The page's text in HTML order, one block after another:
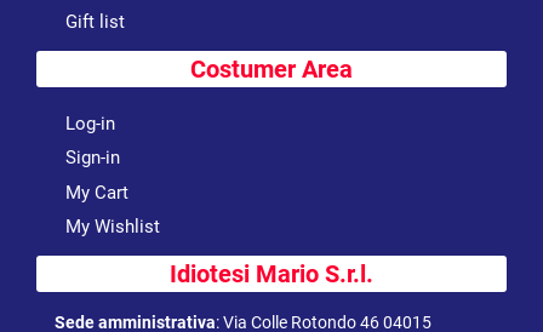
Gift list
Costumer Area
Log-in
Sign-in
My Cart
My Wishlist
Idiotesi Mario S.r.l.
Sede amministrativa:Via Colle Rotondo 46 04015